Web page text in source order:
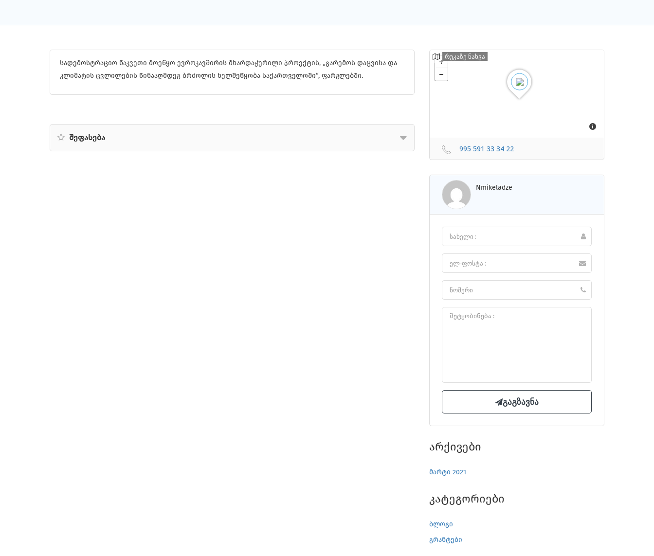
სადემოსტრაციო ნაკვეთი მოეწყო ევროკავშირის მხარდაჭერილი პროექტის, „გარემოს დაცვისა და
კლიმატის ცვლილების წინააღმდეგ ბრძოლის ხელშეწყობა საქართველოში“, ფარგლებში.
შეფასება
რუკაზე ნახვა
995 591 33 34 22
Nmikeladze
Არქივები
მარტი 2021
Კატეგორიები
ბლოგი
გრანტები